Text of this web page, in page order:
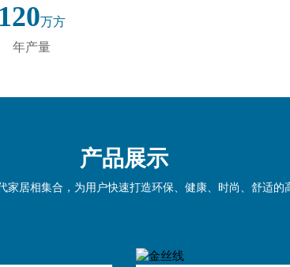
120万方
年产量
产品展示
家居相集合，为用户快速打造环保、健康、时尚、舒适的